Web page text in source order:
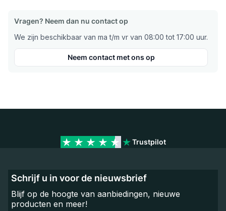
Vragen? Neem dan nu contact op
We zijn beschikbaar van ma t/m vr van 08:00 tot 17:00 uur.
Neem contact met ons op
Trustpilot
Schrijf u in voor de nieuwsbrief
Blijf op de hoogte van aanbiedingen, nieuwe
producten en meer!